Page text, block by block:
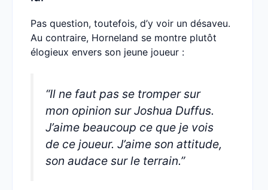
Pas question, toutefois, d’y voir un désaveu.
Au contraire, Horneland se montre plutôt
élogieux envers son jeune joueur :
“Il ne faut pas se tromper sur
mon opinion sur Joshua Duffus.
J’aime beaucoup ce que je vois
de ce joueur. J’aime son attitude,
son audace sur le terrain.”